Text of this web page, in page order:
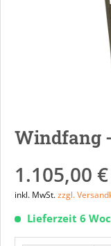
Windfang
1.105,00
inkl. MwSt.zzgl.
Lieferzeit 6